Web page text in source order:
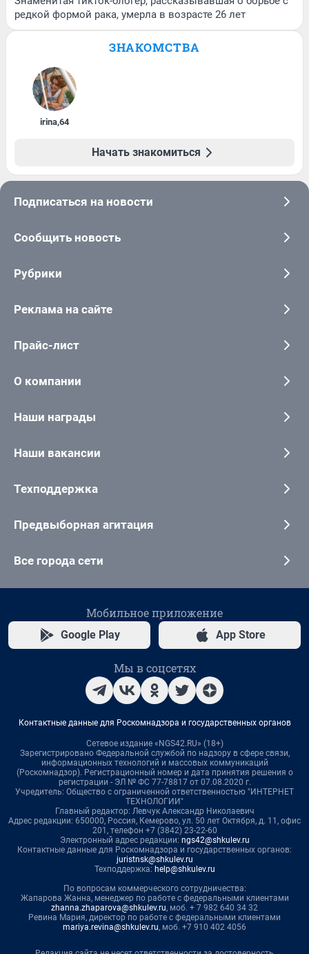
редкой формой рака, умерла в возрасте 26 лет
ЗНАКОМСТВА
irina,64
Начать знакомиться
Подписаться на новости
Сообщить новость
Рубрики
Реклама на сайте
Прайс-лист
О компании
Наши награды
Наши вакансии
Техподдержка
Предвыборная агитация
Все города сети
Мобильное приложение
Google Play App Store
Мы в соцсетях
Контактные данные для Роскомнадзора и государственных органов
Сетевое издание «NGS42.RU» (18+)
Зарегистрировано Федеральной службой по надзору в сфере связи,
информационных технологий и массовых коммуникаций
(Роскомнадзор). Регистрационный номер и дата принятия решения о
регистрации - ЭЛ № ФС 77-78817 от 07.08.2020 г.
Учредитель: Общество с ограниченной ответственностью "ИНТЕРНЕТ
ТЕХНОЛОГИИ"
Главный редактор: Левчук Александр Николаевич
Адрес редакции: 650000, Россия, Кемерово, ул. 50 лет Октября, д. 11, офис
201, телефон +7 (3842) 23-22-60
Электронный адрес редакции: ngs42@shkulev.ru
Контактные данные для Роскомнадзора и государственных органов:
juristnsk@shkulev.ru
Техподдержка: help@shkulev.ru
По вопросам коммерческого сотрудничества:
Жапарова Жанна, менеджер по работе с федеральными клиентами
zhanna.zhaparova@shkulev.ru, моб. + 7 982 640 34 32
Ревина Мария, директор по работе с федеральными клиентами
mariya.revina@shkulev.ru, моб. +7 910 402 4056